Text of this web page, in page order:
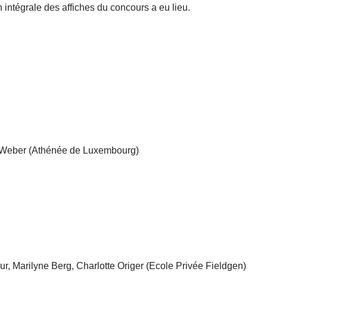
des affiches du concours a eu lieu.
(Athénée de Luxembourg)
Marilyne Berg, Charlotte Origer (Ecole Privée Fieldgen)